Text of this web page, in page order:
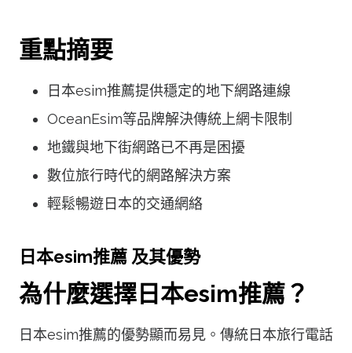
重點摘要
日本esim推薦提供穩定的地下網路連線
OceanEsim等品牌解決傳統上網卡限制
地鐵與地下街網路已不再是困擾
數位旅行時代的網路解決方案
輕鬆暢遊日本的交通網絡
日本esim推薦 及其優勢
為什麼選擇日本esim推薦？
日本esim推薦的優勢顯而易見。傳統日本旅行電話